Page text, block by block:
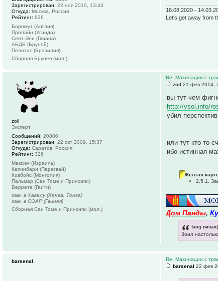
16.08.2020 -
Let's get away from
Зарегистрирован: 22 ноя 2010, 13:43
Откуда: Москва, Россия
Рейтинг: 936
Борнмут (Англия)
Пролайн (Уганда)
Сент-Эли (Гвиана)
АБДБ (Бруней)
Пелотас (Бразилия)
Сборная Брунея (мол.)
Re: Махинации с
zoil 21 фев 2014,
вы тут чем
http://vsol.info/
убил
или тут кто-то
ибо истинная
Желтая
2.5.1.
Дом Панды,
fang
Зоил
zoil
Эксперт
Сообщений: 20800
Зарегистрирован: 22 окт 2009, 15:37
Откуда: Саратов, Россия
Рейтинг: 326
Максим (Израиль)
Капиибари (Парагвай)
Ковбойс (Монголия)
Пальмар (Сан Томе и Принсипи)
Веррете (Гаити)
зам. в Хавелу (Ханга, Тонга)
зам. в СОАР (Гвинея)
Сборная Сан Томе и Принсипи (мол.)
Re: Махинации с
barsenal 22 фев
barsenal